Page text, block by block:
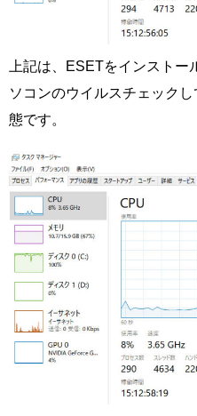
上記は、ESETをインスト
ソコンのウイルスチェック
態です。